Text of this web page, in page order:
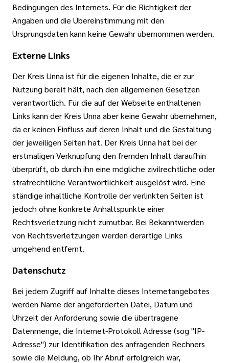
Bedingungen des Internets. Für die Richtigkeit der
Angaben und die Übereinstimmung mit den
Ursprungsdaten kann keine Gewähr übernommen werden.
Externe Links
Der Kreis Unna ist für die eigenen Inhalte, die er zur
Nutzung bereit hält, nach den allgemeinen Gesetzen
verantwortlich. Für die auf der Webseite enthaltenen
Links kann der Kreis Unna aber keine Gewähr übernehmen,
da er keinen Einfluss auf deren Inhalt und die Gestaltung
der jeweiligen Seiten hat. Der Kreis Unna hat bei der
erstmaligen Verknüpfung den fremden Inhalt daraufhin
überprüft, ob durch ihn eine mögliche zivilrechtliche oder
strafrechtliche Verantwortlichkeit ausgelöst wird. Eine
ständige inhaltliche Kontrolle der verlinkten Seiten ist
jedoch ohne konkrete Anhaltspunkte einer
Rechtsverletzung nicht zumutbar. Bei Bekanntwerden
von Rechtsverletzungen werden derartige Links
umgehend entfernt.
Datenschutz
Bei jedem Zugriff auf Inhalte dieses Internetangebotes
werden Name der angeforderten Datei, Datum und
Uhrzeit der Anforderung sowie die übertragene
Datenmenge, die Internet-Protokoll Adresse (sog "IP-
Adresse") zur Identifikation des anfragenden Rechners
sowie die Meldung, ob Ihr Abruf erfolgreich war,